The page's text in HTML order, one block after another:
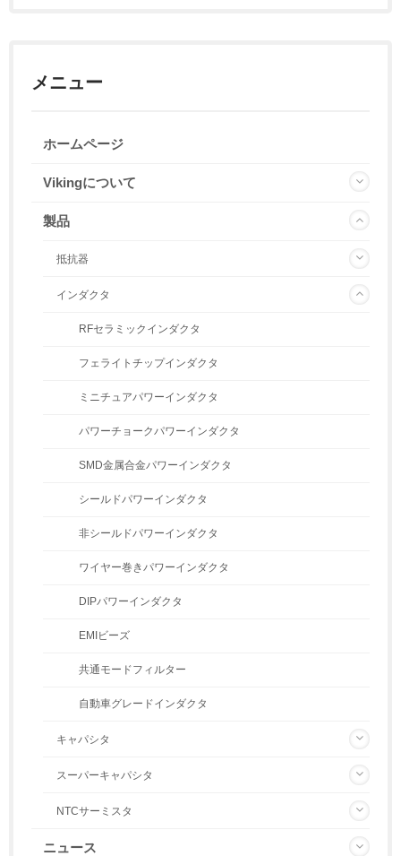
メニュー
ホームページ
Vikingについて
製品
抵抗器
インダクタ
RFセラミックインダクタ
フェライトチップインダクタ
ミニチュアパワーインダクタ
パワーチョークパワーインダクタ
SMD金属合金パワーインダクタ
シールドパワーインダクタ
非シールドパワーインダクタ
ワイヤー巻きパワーインダクタ
DIPパワーインダクタ
EMIビーズ
共通モードフィルター
自動車グレードインダクタ
キャパシタ
スーパーキャパシタ
NTCサーミスタ
ニュース